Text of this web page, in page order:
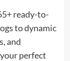
ready-to-
to dynamic
and
perfect